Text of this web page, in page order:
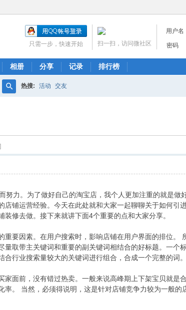
用户名
密码
扫一扫，访问微社区
只需一步，快速开始
相册 分享 记录 排行榜
热搜: 活动 交友
力。为了做好自己的淘宝店，我个人更加注重的就是做
店铺运营经验。今天在此处就和大家一起聊聊关于如何引
修去做。接下来就讲下面4个重要的点和大家分享。
重要因素。在用户搜索时，影响店铺在用户界面的排位。
取带主关键词和重要的副关键词相结合的好标题。一个
行业搜索量较大的关键词进行组合，合成一个完整的词
面前，没有错过热卖。一般来说高峰期上下架宝贝就是
。 当然，必须得说明，这是针对店铺竞争力较为一般